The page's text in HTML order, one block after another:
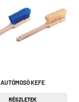
AUTÓMOSÓ KEFE
RÉSZLETEK